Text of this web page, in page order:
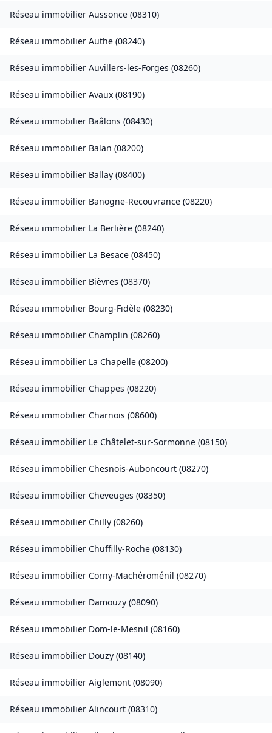
Réseau immobilier Aussonce (08310)
Réseau immobilier Authe (08240)
Réseau immobilier Auvillers-les-Forges (08260)
Réseau immobilier Avaux (08190)
Réseau immobilier Baâlons (08430)
Réseau immobilier Balan (08200)
Réseau immobilier Ballay (08400)
Réseau immobilier Banogne-Recouvrance (08220)
Réseau immobilier La Berlière (08240)
Réseau immobilier La Besace (08450)
Réseau immobilier Bièvres (08370)
Réseau immobilier Bourg-Fidèle (08230)
Réseau immobilier Champlin (08260)
Réseau immobilier La Chapelle (08200)
Réseau immobilier Chappes (08220)
Réseau immobilier Charnois (08600)
Réseau immobilier Le Châtelet-sur-Sormonne (08150)
Réseau immobilier Chesnois-Auboncourt (08270)
Réseau immobilier Cheveuges (08350)
Réseau immobilier Chilly (08260)
Réseau immobilier Chuffilly-Roche (08130)
Réseau immobilier Corny-Machéroménil (08270)
Réseau immobilier Damouzy (08090)
Réseau immobilier Dom-le-Mesnil (08160)
Réseau immobilier Douzy (08140)
Réseau immobilier Aiglemont (08090)
Réseau immobilier Alincourt (08310)